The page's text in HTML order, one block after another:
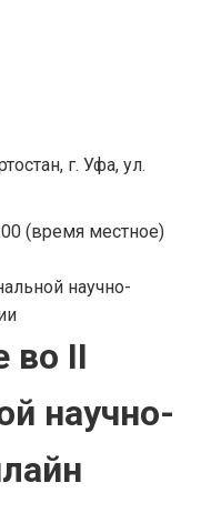
г. Уфа, ул.
(время местное)
научно-
во II
научно-